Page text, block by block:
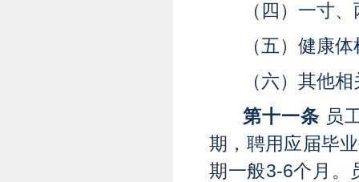
（四）一寸
（五）健康
（六）其他
第十一条 员
期，聘用应届毕
期一般3-6个月。